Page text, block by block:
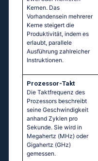
Kernen. Das
Vorhandensein mehrerer
Kerne steigert die
Produktivität, indem es
erlaubt, parallele
Ausführung zahlreicher
Instruktionen.
Prozessor-Takt
Die Taktfrequenz des
Prozessors beschreibt
seine Geschwindigkeit
anhand Zyklen pro
Sekunde. Sie wird in
Megahertz (MHz) oder
Gigahertz (GHz)
gemessen.